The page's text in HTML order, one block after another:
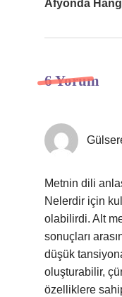
Afyonda
6 Yorum
Metnin dili
Nelerdir için
olabilirdi. Alt
sonuçları
düşük
oluşturabilir,
özelliklere